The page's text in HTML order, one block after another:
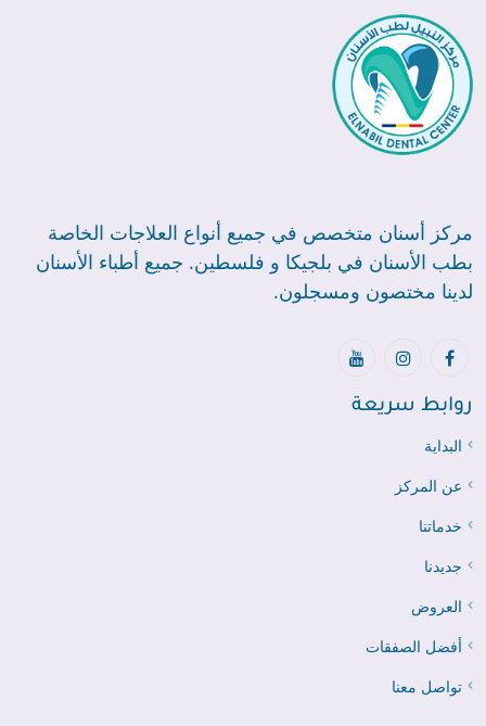
مركز أسنان متخصص في جميع أنواع العلاجات الخاصة
بطب الأسنان في بلجيكا و فلسطين. جميع أطباء الأسنان
لدينا مختصون ومسجلون.
روابط سريعة
البداية
عن المركز
خدماتنا
جديدنا
العروض
أفضل الصفقات
تواصل معنا